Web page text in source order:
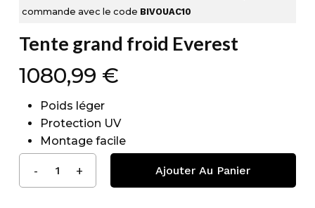
commande avec le code BIVOUAC10
Tente grand froid Everest
1080,99 €
Poids léger
Protection UV
Montage facile
Ajouter Au Panier